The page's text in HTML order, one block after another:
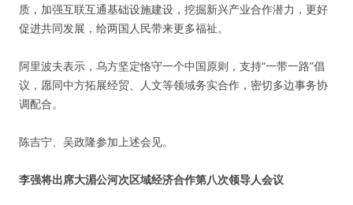
质，加强互联互通基础设施建设，挖掘新兴产业合作潜力，更好
促进共同发展，给两国人民带来更多福祉。
阿里波夫表示，乌方坚定恪守一个中国原则，支持“一带一路”倡
议，愿同中方拓展经贸、人文等领域务实合作，密切多边事务协
调配合。
陈吉宁、吴政隆参加上述会见。
李强将出席大湄公河次区域经济合作第八次领导人会议